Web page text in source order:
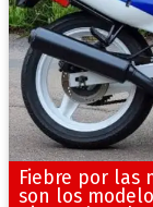
Fiebre por las
son los